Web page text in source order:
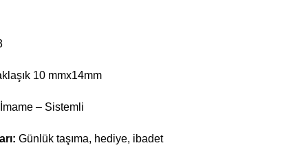
10 mmx14mm
– Sistemli
Günlük taşıma, hediye, ibadet